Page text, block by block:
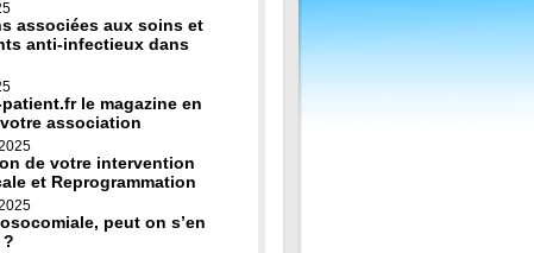
associées aux soins et
anti-infectieux dans
le magazine en
association
de votre intervention
et Reprogrammation
peut on s’en
?